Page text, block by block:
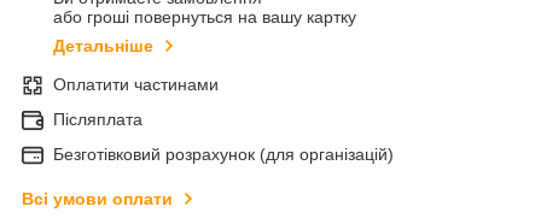
або гроші повернуться на вашу картку
Детальніше
Оплатити частинами
Післяплата
Безготівковий розрахунок (для організацій)
Всі умови оплати